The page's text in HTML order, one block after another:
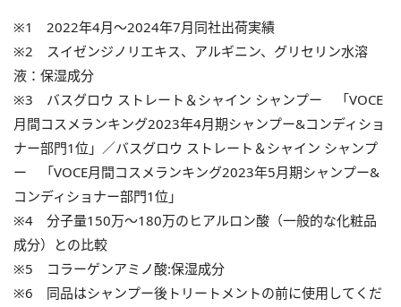
※1 2022年4月〜2024年7月同社出荷実績
※2 スイゼンジノリエキス、アルギニン、グリセリン水溶
液：保湿成分
※3 バスグロウ ストレート＆シャイン シャンプー 「VOCE
月間コスメランキング2023年4月期シャンプー&コンディショ
ナー部門1位」／バスグロウ ストレート＆シャイン シャンプ
ー 「VOCE月間コスメランキング2023年5月期シャンプー&
コンディショナー部門1位」
※4 分子量150万〜180万のヒアルロン酸（一般的な化粧品
成分）との比較
※5 コラーゲンアミノ酸:保湿成分
※6 同品はシャンプー後トリートメントの前に使用してくだ